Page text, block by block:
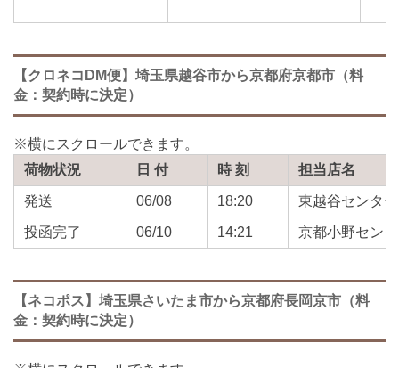
【クロネコDM便】埼玉県越谷市から京都府京都市（料
金：契約時に決定）
荷物状況 日 付 時 刻 担当店名
発送 06/08 18:20 東越谷センター
投函完了 06/10 14:21 京都小野セン
【ネコポス】埼玉県さいたま市から京都府長岡京市（料
金：契約時に決定）